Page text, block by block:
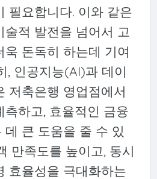
필요합니다. 이와 같은
술적 발전을 넘어서 고
욱 돈독히 하는데 기여
, 인공지능(AI)과 데이
저축은행 영업점에서
측하고, 효율적인 금융
데 큰 도움을 줄 수 있
만족도를 높이고, 동시
효율성을 극대화하는